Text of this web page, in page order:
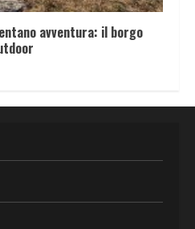
avventura: il borgo